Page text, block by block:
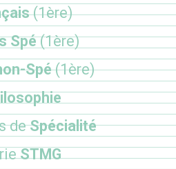
(1ère)
Spé(1ère)
Spé(1ère)
deSpécialité
STMG